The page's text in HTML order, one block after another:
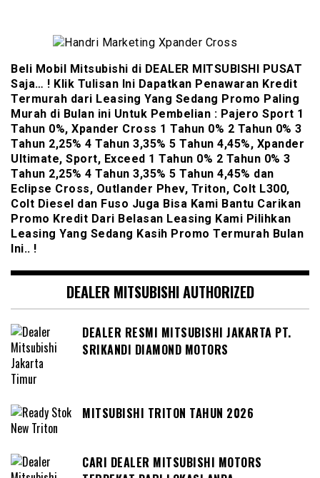
Beli Mobil Mitsubishi di DEALER MITSUBISHI PUSAT
Saja… ! Klik Tulisan Ini Dapatkan Penawaran Kredit
Termurah dari Leasing Yang Sedang Promo Paling
Murah di Bulan ini Untuk Pembelian : Pajero Sport 1
Tahun 0%, Xpander Cross 1 Tahun 0% 2 Tahun 0% 3
Tahun 2,25% 4 Tahun 3,35% 5 Tahun 4,45%, Xpander
Ultimate, Sport, Exceed 1 Tahun 0% 2 Tahun 0% 3
Tahun 2,25% 4 Tahun 3,35% 5 Tahun 4,45% dan
Eclipse Cross, Outlander Phev, Triton, Colt L300,
Colt Diesel dan Fuso Juga Bisa Kami Bantu Carikan
Promo Kredit Dari Belasan Leasing Kami Pilihkan
Leasing Yang Sedang Kasih Promo Termurah Bulan
Ini.. !
DEALER MITSUBISHI AUTHORIZED
DEALER RESMI MITSUBISHI JAKARTA PT.
SRIKANDI DIAMOND MOTORS
MITSUBISHI TRITON TAHUN 2026
CARI DEALER MITSUBISHI MOTORS